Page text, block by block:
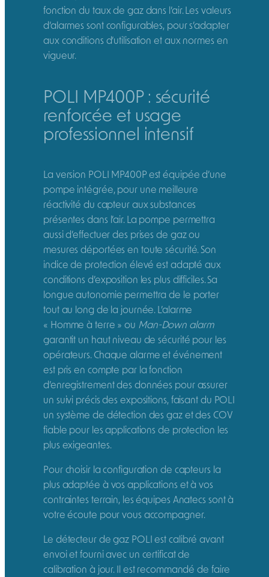
fonction du taux de gaz dans l’air. Les valeurs
d’alarmes sont configurables, pour s’adapter
aux conditions d’utilisation et aux normes en
vigueur.
POLI MP400P : sécurité
renforcée et usage
professionnel intensif
La version POLI MP400P est équipée d’une
pompe intégrée, pour une meilleure
réactivité du capteur aux substances
présentes dans l’air. La pompe permettra
aussi d’effectuer des prises de gaz ou
mesures déportées en toute sécurité. Son
indice de protection élevé est adapté aux
conditions d’exposition les plus difficiles. Sa
longue autonomie permettra de le porter
tout au long de la journée. L’alarme
« Homme à terre » ou Man-Down alarm
garantit un haut niveau de sécurité pour les
opérateurs. Chaque alarme et événement
est pris en compte par la fonction
d’enregistrement des données pour assurer
un suivi précis des expositions, faisant du POLI
un système de détection des gaz et des COV
fiable pour les applications de protection les
plus exigeantes.
Pour choisir la configuration de capteurs la
plus adaptée à vos applications et à vos
contraintes terrain, les équipes Anatecs sont à
votre écoute pour vous accompagner.
Le détecteur de gaz POLI est calibré avant
envoi et fourni avec un certificat de
calibration à jour. Il est recommandé de faire